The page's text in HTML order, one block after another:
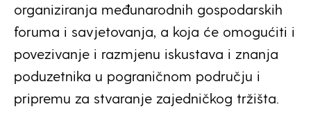
organiziranja međunarodnih gospodarskih
foruma i savjetovanja, a koja će omogućiti i
povezivanje i razmjenu iskustava i znanja
poduzetnika u pograničnom području i
pripremu za stvaranje zajedničkog tržišta.